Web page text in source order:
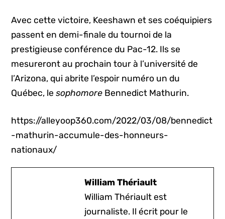
Avec cette victoire, Keeshawn et ses coéquipiers
passent en demi-finale du tournoi de la
prestigieuse conférence du Pac-12. Ils se
mesureront au prochain tour à l’université de
l’Arizona, qui abrite l’espoir numéro un du
Québec, lesophomore Bennedict Mathurin.
https://alleyoop360.com/2022/03/08/bennedict
-mathurin-accumule-des-honneurs-
nationaux/
William Thériault
William Thériault est
journaliste. Il écrit pour le